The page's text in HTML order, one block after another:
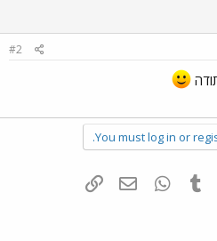
#2
You must log in or
Pinterest
Tumblr
WhatsAppדואר אלקטרוני